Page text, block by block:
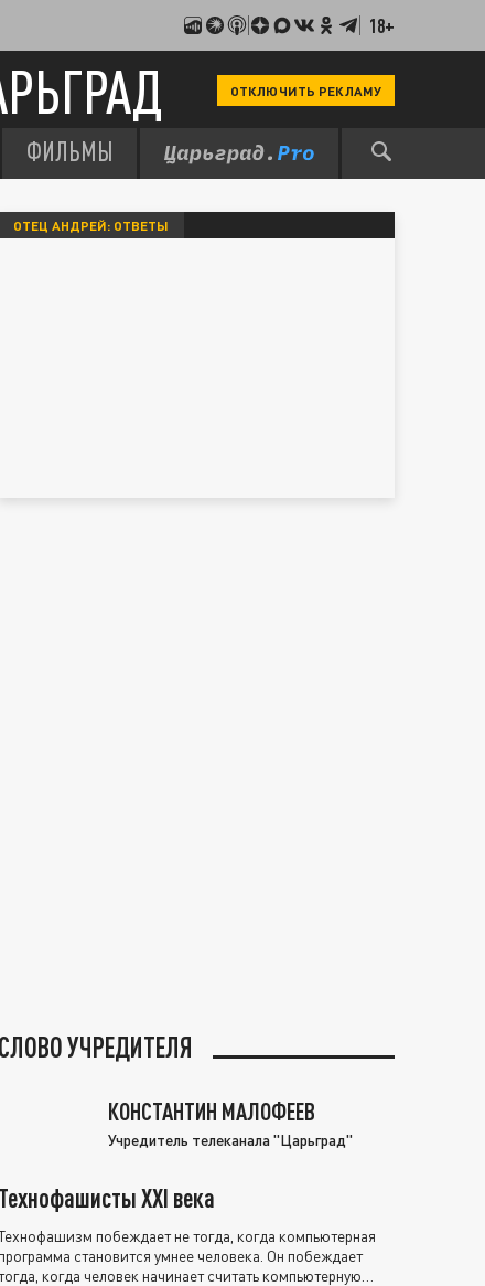
18+
ОТКЛЮЧИТЬ РЕКЛАМУ
ФИЛЬМЫ
ОТЕЦ АНДРЕЙ: ОТВЕТЫ
СЛОВО УЧРЕДИТЕЛЯ
КОНСТАНТИН МАЛОФЕЕВ
Учредитель телеканала "Царьград"
Технофашисты XXI века
побеждает не тогда, когда компьютерная
программа становится умнее человека. Он побеждает
когда человек начинает считать компьютерную